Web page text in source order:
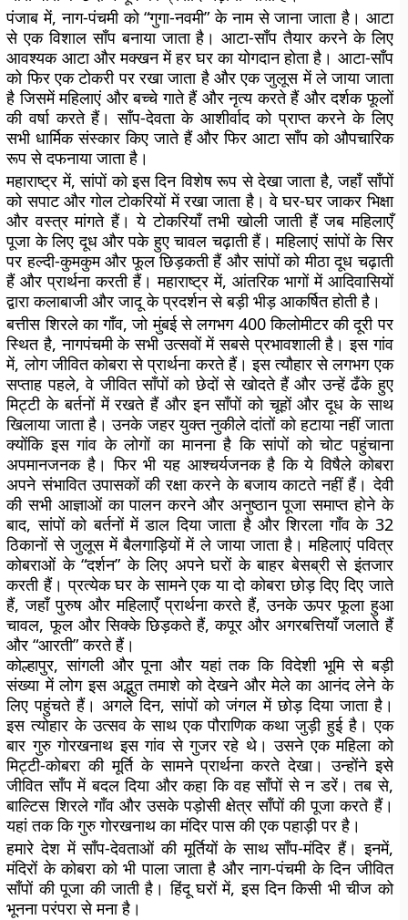
पंजाब में, नाग-पंचमी को “गुगा-नवमी” के नाम से जाना जाता है। आटा
से एक विशाल साँप बनाया जाता है। आटा-साँप तैयार करने के लिए
आवश्यक आटा और मक्खन में हर घर का योगदान होता है। आटा-साँप
को फिर एक टोकरी पर रखा जाता है और एक जुलूस में ले जाया जाता
है जिसमें महिलाएं और बच्चे गाते हैं और नृत्य करते हैं और दर्शक फूलों
की वर्षा करते हैं। साँप-देवता के आशीर्वाद को प्राप्त करने के लिए
सभी धार्मिक संस्कार किए जाते हैं और फिर आटा साँप को औपचारिक
रूप से दफनाया जाता है।
महाराष्ट्र में, सांपों को इस दिन विशेष रूप से देखा जाता है, जहाँ साँपों
को सपाट और गोल टोकरियों में रखा जाता है। वे घर-घर जाकर भिक्षा
और वस्त्र मांगते हैं। ये टोकरियाँ तभी खोली जाती हैं जब महिलाएँ
पूजा के लिए दूध और पके हुए चावल चढ़ाती हैं। महिलाएं सांपों के सिर
पर हल्दी-कुमकुम और फूल छिड़कती हैं और सांपों को मीठा दूध चढ़ाती
हैं और प्रार्थना करती हैं। महाराष्ट्र में, आंतरिक भागों में आदिवासियों
द्वारा कलाबाजी और जादू के प्रदर्शन से बड़ी भीड़ आकर्षित होती है।
बत्तीस शिरले का गाँव, जो मुंबई से लगभग 400 किलोमीटर की दूरी पर
स्थित है, नागपंचमी के सभी उत्सवों में सबसे प्रभावशाली है। इस गांव
में, लोग जीवित कोबरा से प्रार्थना करते हैं। इस त्यौहार से लगभग एक
सप्ताह पहले, वे जीवित साँपों को छेदों से खोदते हैं और उन्हें ढँके हुए
मिट्टी के बर्तनों में रखते हैं और इन साँपों को चूहों और दूध के साथ
खिलाया जाता है। उनके जहर युक्त नुकीले दांतों को हटाया नहीं जाता
क्योंकि इस गांव के लोगों का मानना ​​है कि सांपों को चोट पहुंचाना
अपमानजनक है। फिर भी यह आश्चर्यजनक है कि ये विषैले कोबरा
अपने संभावित उपासकों की रक्षा करने के बजाय काटते नहीं हैं। देवी
की सभी आज्ञाओं का पालन करने और अनुष्ठान पूजा समाप्त होने के
बाद, सांपों को बर्तनों में डाल दिया जाता है और शिरला गाँव के 32
ठिकानों से जुलूस में बैलगाड़ियों में ले जाया जाता है। महिलाएं पवित्र
कोबराओं के “दर्शन” के लिए अपने घरों के बाहर बेसब्री से इंतजार
करती हैं। प्रत्येक घर के सामने एक या दो कोबरा छोड़ दिए दिए जाते
हैं, जहाँ पुरुष और महिलाएँ प्रार्थना करते हैं, उनके ऊपर फूला हुआ
चावल, फूल और सिक्के छिड़कते हैं, कपूर और अगरबत्तियाँ जलाते हैं
और “आरती” करते हैं।
कोल्हापुर, सांगली और पूना और यहां तक कि विदेशी भूमि से बड़ी
संख्या में लोग इस अद्भुत तमाशे को देखने और मेले का आनंद लेने के
लिए पहुंचते हैं। अगले दिन, सांपों को जंगल में छोड़ दिया जाता है।
इस त्योहार के उत्सव के साथ एक पौराणिक कथा जुड़ी हुई है। एक
बार गुरु गोरखनाथ इस गांव से गुजर रहे थे। उसने एक महिला को
मिट्टी-कोबरा की मूर्ति के सामने प्रार्थना करते देखा। उन्होंने इसे
जीवित साँप में बदल दिया और कहा कि वह साँपों से न डरें। तब से,
बाल्टिस शिरले गाँव और उसके पड़ोसी क्षेत्र साँपों की पूजा करते हैं।
यहां तक कि गुरु गोरखनाथ का मंदिर पास की एक पहाड़ी पर है।
हमारे देश में साँप-देवताओं की मूर्तियों के साथ साँप-मंदिर हैं। इनमें,
मंदिरों के कोबरा को भी पाला जाता है और नाग-पंचमी के दिन जीवित
साँपों की पूजा की जाती है। हिंदू घरों में, इस दिन किसी भी चीज को
भूनना परंपरा से मना है।